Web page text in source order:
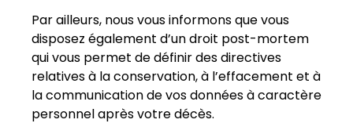
Par ailleurs, nous vous informons que vous
disposez également d’un droit post-mortem
qui vous permet de définir des directives
relatives à la conservation, à l’effacement et à
la communication de vos données à caractère
personnel après votre décès.